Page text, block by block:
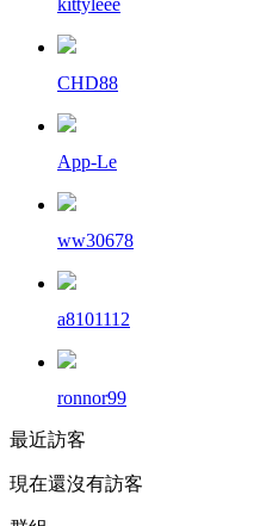
CHD88
App-Le
ww30678
a8101112
ronnor99
最近訪客
現在還沒有訪客